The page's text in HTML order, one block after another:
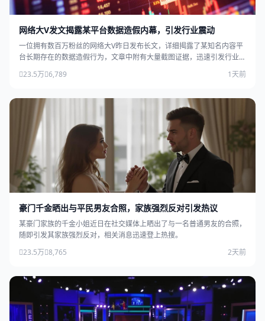
网络大V发文揭露某平台数据造假内幕，引发行业震动
一位拥有数百万粉丝的网络大V昨日发布长文，详细揭露了某知名内容平
台长期存在的数据造假行为，文章中附有大量截图证据，迅速引发行业广
23.5万 6,789 1天前
豪门千金晒出与平民男友合照，家族强烈反对引发热议
某豪门家族的千金小姐近日在社交媒体上晒出了与一名普通男友的合照，
随即引发其家族强烈反对，相关消息迅速登上热搜。
23.5万 8,765 2天前